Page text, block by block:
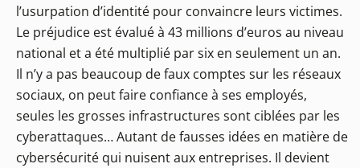
l’usurpation d’identité pour convaincre leurs victimes.
Le préjudice est évalué à 43 millions d’euros au niveau
national et a été multiplié par six en seulement un an.
Il n’y a pas beaucoup de faux comptes sur les réseaux
sociaux, on peut faire confiance à ses employés,
seules les grosses infrastructures sont ciblées par les
cyberattaques… Autant de fausses idées en matière de
cybersécurité qui nuisent aux entreprises. Il devient